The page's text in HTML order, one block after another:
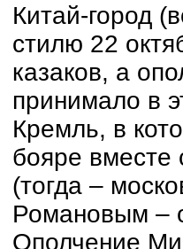
Китай-город
стилю 22
казаков, а
принимало в
Кремль, в
бояре вместе
(тогда –
Романовым –
Ополчение